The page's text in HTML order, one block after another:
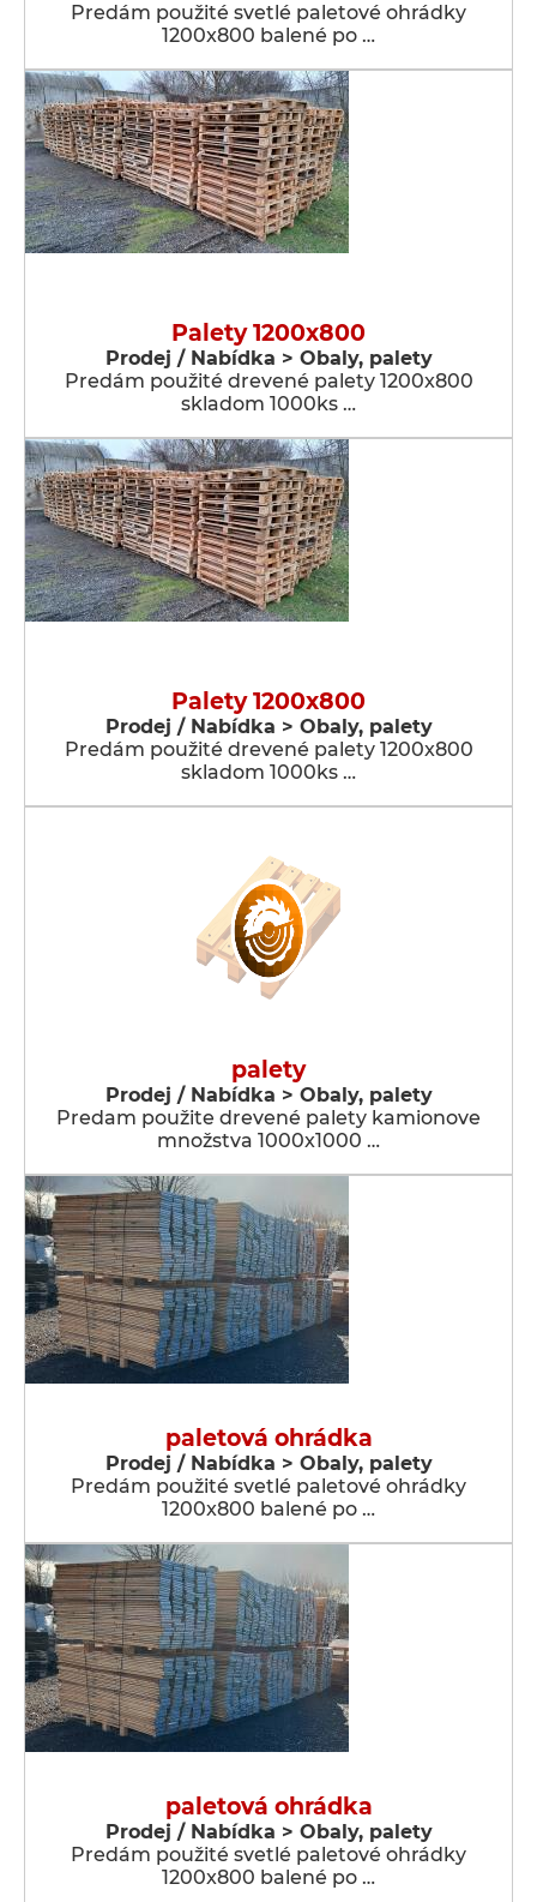
Predám použité svetlé paletové ohrádky
1200x800 balené po …
Palety 1200x800
Prodej / Nabídka > Obaly, palety
Predám použité drevené palety 1200x800
skladom 1000ks …
Palety 1200x800
Prodej / Nabídka > Obaly, palety
Predám použité drevené palety 1200x800
skladom 1000ks …
palety
Prodej / Nabídka > Obaly, palety
Predam použite drevené palety kamionove
množstva 1000x1000 …
paletová ohrádka
Prodej / Nabídka > Obaly, palety
Predám použité svetlé paletové ohrádky
1200x800 balené po …
paletová ohrádka
Prodej / Nabídka > Obaly, palety
Predám použité svetlé paletové ohrádky
1200x800 balené po …